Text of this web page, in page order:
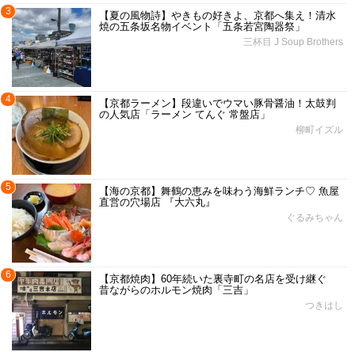
3
【夏の風物詩】やきもの好きよ、京都へ集え！清水
焼の五条坂名物イベント「五条若宮陶器祭」
三杯目 J Soup Brothers
4
【京都ラーメン】段違いでウマい豚骨醤油！太鼓判
の人気店「ラーメン てんぐ 常盤店」
柳町イズル
5
【海の京都】舞鶴の恵みを味わう海鮮ランチ♡ 魚屋
直営の穴場店 『大六丸』
ぐるみちゃん
6
【京都焼肉】60年続いた裏寺町の名店を受け継ぐ
昔ながらのホルモン焼肉「三吉」
つきはし